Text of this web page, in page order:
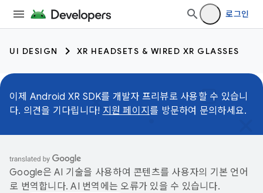
로그인
UI DESIGN XR HEADSETS & WIRED XR GLASSES
이제 Android XR SDK를 개발자 프리뷰로 사용할 수 있습니
다. 의견을 기다립니다! 지원 페이지 를 방문하여 문의하세요.
Google은 AI 기술을 사용하여 콘텐츠를 사용자의 기본 언어
로 번역합니다. AI 번역에는 오류가 있을 수 있습니다.